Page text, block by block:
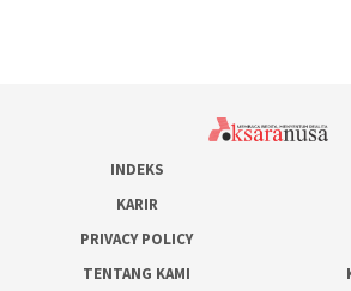
INDEKS
KARIR
PRIVACY POLICY
TENTANG KAMI